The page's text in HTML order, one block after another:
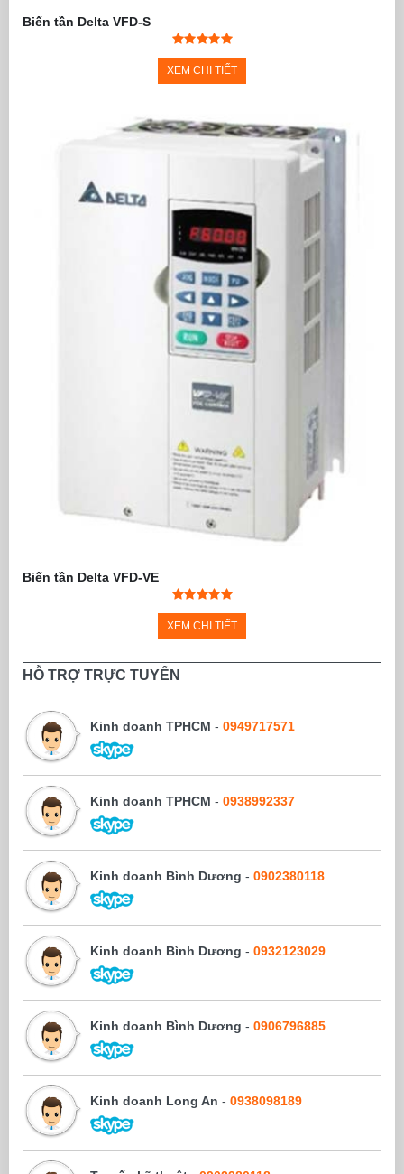
Biến tần Delta VFD-S
XEM CHI TIẾT
Biến tần Delta VFD-VE
XEM CHI TIẾT
HỖ TRỢ TRỰC TUYẾN
Kinh doanh TPHCM - 0949717571
Kinh doanh TPHCM - 0938992337
Kinh doanh Bình Dương - 0902380118
Kinh doanh Bình Dương - 0932123029
Kinh doanh Bình Dương - 0906796885
Kinh doanh Long An - 0938098189